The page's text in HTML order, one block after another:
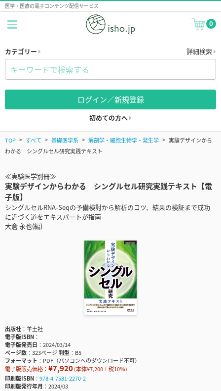
医学・医療の電子コンテンツ配信サービス
0
カテゴリー 詳細検索
ログイン／新規登録
初めての方へ
TOP すべて 基礎医学系 解剖学・細胞生物学・発生学
実験デザインから
わかる シングルセル研究実践テキスト
≪実験医学別冊≫
実験デザインからわかる シングルセル研究実践テキスト【電
子版】
シングルセルRNA-Seqの予備検討から解析のコツ、結果の検証まで成功
に近づく道をエキスパートが指南
大倉 永也(編)
出版社
羊土社
電子版ISBN
電子版発売日
2024/03/14
ページ数
323ページ判型
B5
フォーマット
PDF（パソコンへのダウンロード不可）
電子版販売価格： ¥7,920(本体¥7,200＋税10％)
印刷版ISBN
978-4-7581-2270-2
印刷版発行年月
2024/03